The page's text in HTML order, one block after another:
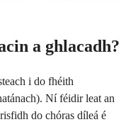
a ghlacadh?
i do fhéith
Ní féidir leat an
do chóras díleá é